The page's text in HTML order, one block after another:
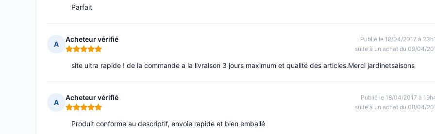
Parfait
A
Acheteur vérifié
Note : 5 sur 5
Publié le 18/04/2017 à
suite à un achat du 09/04/
site ultra rapide ! de la commande a la livraison 3 jours maximum et qualité des articles.Merci jardinetsaisons
A
Acheteur vérifié
Note : 5 sur 5
Publié le 18/04/2017 à
suite à un achat du 08/04/
Produit conforme au descriptif, envoie rapide et bien emballé